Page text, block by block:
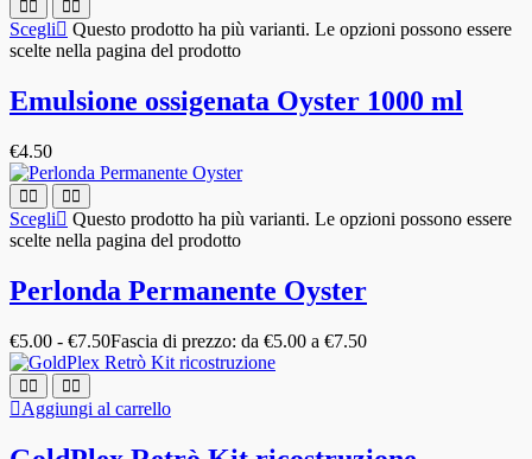
Scegli
Questo prodotto ha più varianti. Le opzioni possono essere
scelte nella pagina del prodotto
Emulsione ossigenata Oyster 1000 ml
€4.50
Scegli
Questo prodotto ha più varianti. Le opzioni possono essere
scelte nella pagina del prodotto
Perlonda Permanente Oyster
€5.00 - €7.50Fascia di prezzo: da €5.00 a €7.50
Aggiungi al carrello